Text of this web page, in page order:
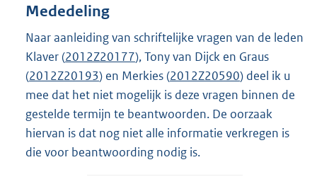
Mededeling
Naar aanleiding van schriftelijke vragen van de leden
Klaver (2012Z20177), Tony van Dijck en Graus
(2012Z20193) en Merkies (2012Z20590) deel ik u
mee dat het niet mogelijk is deze vragen binnen de
gestelde termijn te beantwoorden. De oorzaak
hiervan is dat nog niet alle informatie verkregen is
die voor beantwoording nodig is.